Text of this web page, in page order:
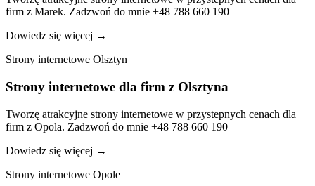
firm z Marek. Zadzwoń do mnie +48 788 660 190
Dowiedz się więcej →
Strony internetowe Olsztyn
Strony internetowe dla firm z Olsztyna
Tworzę atrakcyjne strony internetowe w przystepnych cenach dla
firm z Opola. Zadzwoń do mnie +48 788 660 190
Dowiedz się więcej →
Strony internetowe Opole